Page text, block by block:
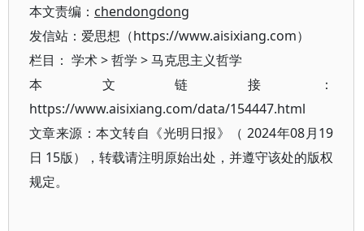
本文责编： chendongdong
发信站：爱思想（https://www.aisixiang.com）
栏目： 学术>哲学 >马克思主义哲学
本文链接：
https://www.aisixiang.com/data/154447.html
文章来源：本文转自《光明日报》（ 2024年08月19
日 15版），转载请注明原始出处，并遵守该处的版权
规定。